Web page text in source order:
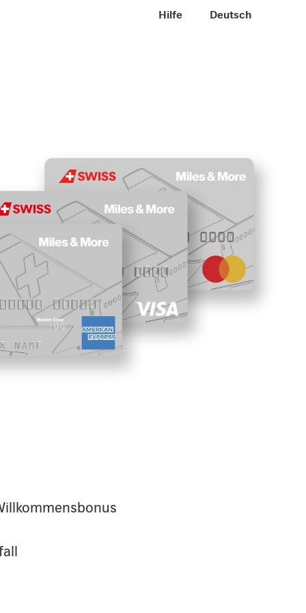
Hilfe DE
Deutsch